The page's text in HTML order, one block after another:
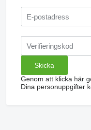
Genom att klicka här
Dina personuppgifter